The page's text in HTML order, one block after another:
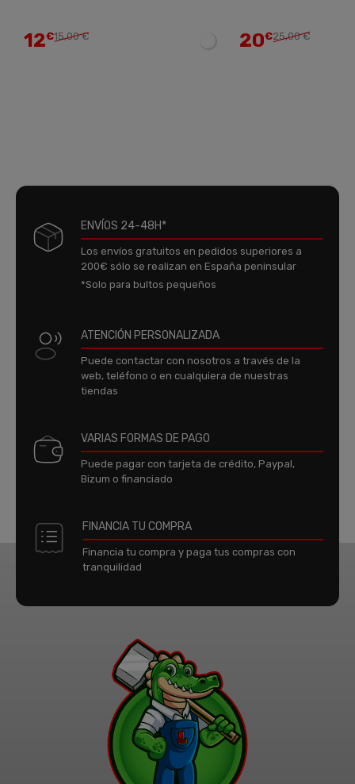
12€15,00 € 20€25,00 €
ENVÍOS 24-48H*
Los envíos gratuitos en pedidos superiores a
200€ sólo se realizan en España peninsular
*Solo para bultos pequeños
ATENCIÓN PERSONALIZADA
Puede contactar con nosotros a través de la
web, teléfono o en cualquiera de nuestras
tiendas
VARIAS FORMAS DE PAGO
Puede pagar con tarjeta de crédito, Paypal,
Bizum o financiado
FINANCIA TU COMPRA
Financia tu compra y paga tus compras con
tranquilidad